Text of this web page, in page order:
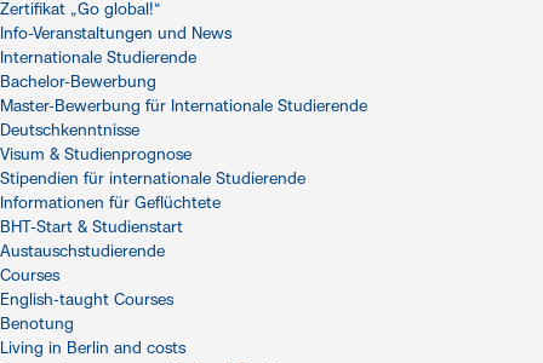
Zertifikat „Go global!“
Info-Veranstaltungen und News
Internationale Studierende
Bachelor-Bewerbung
Master-Bewerbung für Internationale Studierende
Deutschkenntnisse
Visum & Studienprognose
Stipendien für internationale Studierende
Informationen für Geflüchtete
BHT-Start & Studienstart
Austauschstudierende
Courses
English-taught Courses
Benotung
Living in Berlin and costs